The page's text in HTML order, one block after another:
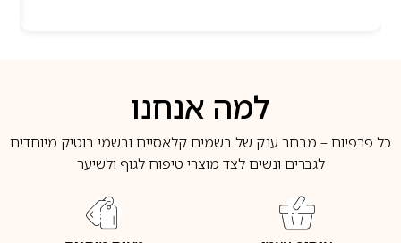
למה אנחנו
כל פרפיום – מבחר ענק של בשמים קלאסיים ובשמי בוטיק מיוחדים
לגברים ונשים לצד מוצרי טיפוח לגוף ולשיער